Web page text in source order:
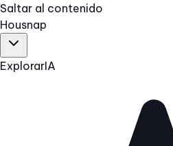
Saltar al contenido
Housnap
ExplorarIA